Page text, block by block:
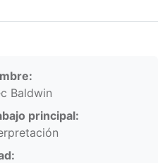
personal
Baldwin
principal: